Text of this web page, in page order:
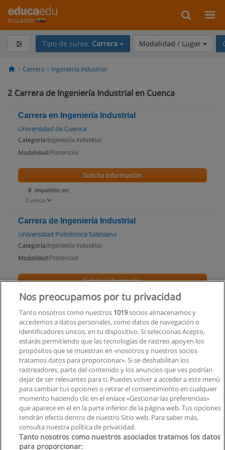
ecuador
Tipo de curso: Carrera Modalidad / Lugar
Carrera Ingeniería Industrial
2 Carrera de Ingeniería Industrial en Cuenca
Carrera en Ingeniería Industrial
Universidad de Cuenca
Categoría: Ingeniería Industrial
Modalidad: Presencial
Impartido en:
Cuenca
Solicita información
Carrera de Ingeniería Industrial
Universidad Politécnica Salesiana
Categoría: Ingeniería Industrial
Modalidad: Presencial
Impartido en:
Solicita información
Nos preocupamos por tu privacidad
Tanto nosotros como nuestros 1019socios almacenamos y
accedemos a datos personales, como datos de navegación o
identificadores únicos, en tu dispositivo. Si seleccionas Acepto,
estarás permitiendo que las tecnologías de rastreo apoyen los
propósitos que se muestran en «nosotros y nuestros socios
tratamos datos para proporcionar». Si se deshabilitan los
rastreadores, parte del contenido y los anuncios que ves podrían
dejar de ser relevantes para ti. Puedes volver a acceder a este menú
para cambiar tus opciones o retirar el consentimiento en cualquier
momento haciendo clic en el enlace «Gestionar las preferencias»
que aparece en el en la parte inferior de la página web. Tus opciones
tendrán efecto dentro de nuestro Sitio web. Para saber más,
consulta nuestra política de privacidad.
Tanto nosotros como nuestros asociados tratamos los datos
para proporcionar: